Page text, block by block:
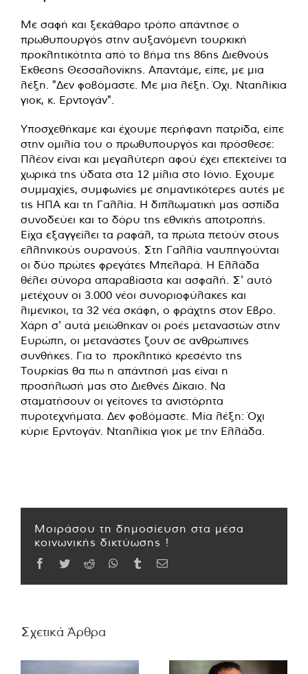
Με σαφή και ξεκάθαρο τρόπο απάντησε ο
πρωθυπουργός στην αυξανόμενη τουρκική
προκλητικότητα από το βήμα της 86ης Διεθνούς
Έκθεσης Θεσσαλονίκης. Απαντάμε, είπε, με μια
λέξη. "Δεν φοβόμαστε. Με μια λέξη. Όχι. Νταηλίκια
γιοκ, κ. Ερντογάν".
Υποσχεθήκαμε και έχουμε περήφανη πατρίδα, είπε
στην ομιλία του ο πρωθυπουργός και πρόσθεσε:
Πλέον είναι και μεγαλύτερη αφού έχει επεκτείνει τα
χωρικά της ύδατα στα 12 μίλια στο Ιόνιο. Εχουμε
συμμαχίες, συμφωνίες με σημαντικότερες αυτές με
τις ΗΠΑ και τη Γαλλία. Η διπλωματική μας ασπίδα
συνοδεύει και το δόρυ της εθνικής αποτροπής.
Είχα εξαγγείλει τα ραφάλ, τα πρώτα πετούν στους
ελληνικούς ουρανούς. Στη Γαλλία ναυπηγούνται
οι δύο πρώτες φρεγάτες Μπελαρά. Η Ελλάδα
θέλει σύνορα απαραβίαστα και ασφαλή. Σ' αυτό
μετέχουν οι 3.000 νέοι συνοριοφύλακες και
λιμενικοι, τα 32 νέα σκάφη, ο φράχτης στον Εβρο.
Χάρη σ' αυτά μειώθηκαν οι ροές μεταναστών στην
Ευρώπη, οι μετανάστες ζουν σε ανθρώπινες
συνθήκες. Για το προκλητικό κρεσέντο της
Τουρκίας θα πω η απάντησή μας είναι η
προσήλωσή μας στο Διεθνές Δίκαιο. Να
σταματήσουν οι γείτονες τα ανιστόρητα
πυροτεχνήματα. Δεν φοβόμαστε. Μία λέξη: Όχι
κύριε Ερντογάν. Νταηλίκια γιοκ με την Ελλάδα.
Μοιράσου τη δημοσίευση στα μέσα
κοινωνικής δικτύωσης !
Facebook
TwitterReddit WhatsApp
TumblrEmail
Σχετικά Άρθρα